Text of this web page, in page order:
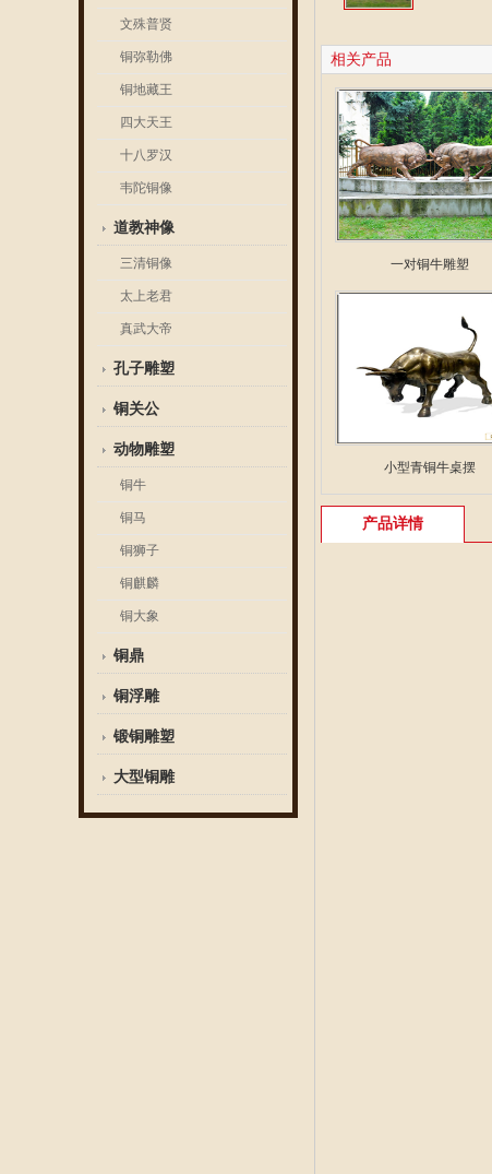
文殊普贤
铜弥勒佛
铜地藏王
四大天王
十八罗汉
韦陀铜像
道教神像
三清铜像
太上老君
真武大帝
孔子雕塑
铜关公
动物雕塑
铜牛
铜马
铜狮子
铜麒麟
铜大象
铜鼎
铜浮雕
锻铜雕塑
大型铜雕
相关产品
一对铜牛雕塑
小型青铜牛桌摆
产品详情